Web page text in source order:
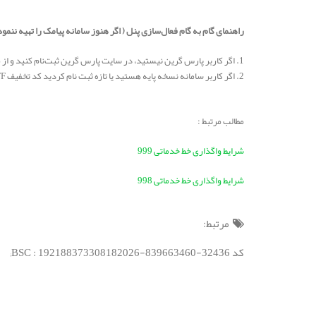
راهنمای گام به گام فعال‌سازی پنل ( اگر هنوز سامانه پیامک را تهیه
1. اگر کاربر پارس گرین نیستید، در سایت پارس گرین ثبت‌نام کنید و از منوی "ارتقاء پنل پارس پلاس" را فعال کنید (لینک ثبت‌نام).
2. اگر کاربر سامانه نسخه پایه هستید یا تازه ثبت نام کردید کد تخفیف VOFF را وارد کنید تا 50% تخفیف برای شما در نظر گرفته شود و مبلغ 125,000 تومان را برای سامانه دایمی پارس پلاس پرداخت کنید.
مطالب مرتبط :
شرایط واگذاری خط خدماتی 999
شرایط واگذاری خط خدماتی 998
مرتبط:
کد BSC : 192188373308182026-839663460-32436;